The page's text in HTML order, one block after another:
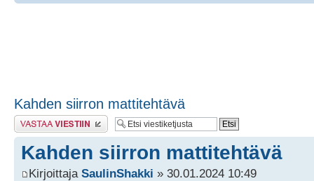
Kahden siirron mattitehtävä
Lähetä vastaus
Kahden siirron mattitehtävä
Kirjoittaja SaulinShakki » 30.01.2024 10:49